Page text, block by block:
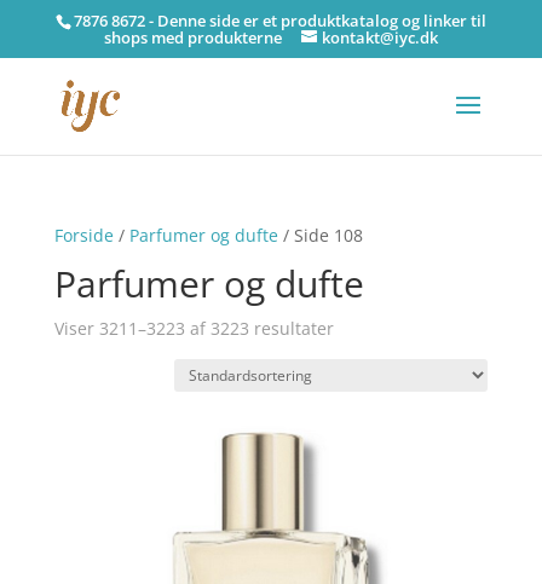
7876 8672 - Denne side er et produktkatalog og linker til
shops med produkterne kontakt@iyc.dk
Forside/ Parfumer og dufte/ Side 108
Parfumer og dufte
Viser 3211–3223 af 3223 resultater